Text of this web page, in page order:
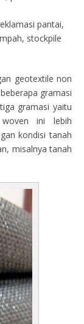
pantai,
stockpile
geotextile non
gramasi
gramasi yaitu
ini lebih
kondisi tanah
misalnya tanah